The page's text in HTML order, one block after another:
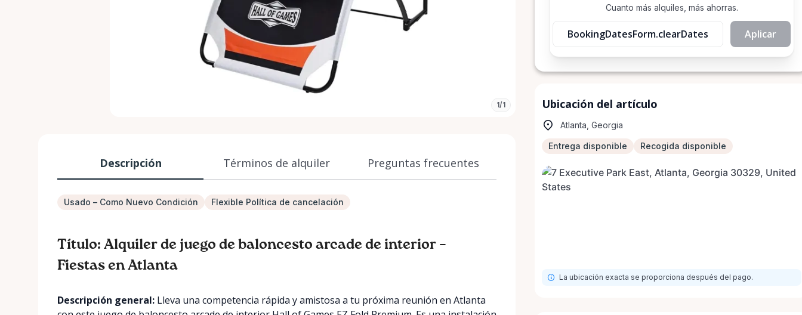
1/1
Descripción Términos de alquiler Preguntas frecuentes
Usado – Como Nuevo Condición Flexible Política de cancelación
Título: Alquiler de juego de baloncesto arcade de interior –
Fiestas en Atlanta
Descripción general: Lleva una competencia rápida y amistosa a tu próxima reunión en Atlanta
Cuanto más alquiles, más ahorras.
BookingDatesForm.clearDates Aplicar
Ubicación del artículo
Atlanta, Georgia
Entrega disponible Recogida disponible
La ubicación exacta se proporciona después del pago.